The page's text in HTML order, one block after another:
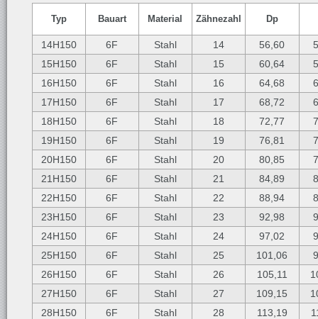
Typ Bauart Material Zähnezahl Dp
14H150 6F Stahl 14 56,60
15H150
6F Stahl 15 60,64
16H150
6F Stahl 16 64,68
17H150
6F Stahl 17 68,72
18H150
6F Stahl 18 72,77
19H150
6F Stahl 19 76,81
20H150
6F Stahl 20 80,85
21H150
6F Stahl 21 84,89
22H150
6F Stahl 22 88,94
23H150
6F Stahl 23 92,98
24H150
6F Stahl 24 97,02
25H150
6F Stahl 25 101,06
26H150
6F Stahl 26 105,11
27H150
6F Stahl 27 109,15
28H150
6F Stahl 28 113,19